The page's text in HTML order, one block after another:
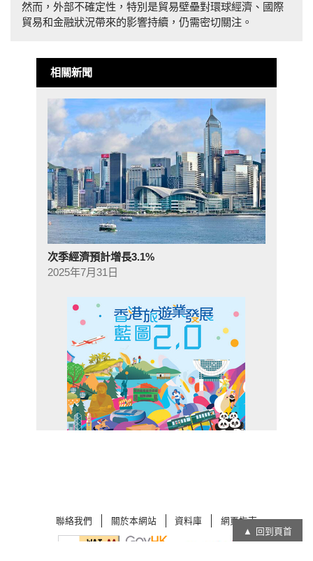
然而，外部不確定性，特別是貿易壁壘對環球經濟、國際
貿易和金融狀況帶來的影響持續，仍需密切關注。
相關新聞
次季經濟預計增長3.1%
2025年7月31日
聯絡我們 關於本網站 資料庫 網頁指南
回到頁首